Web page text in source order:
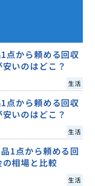
点から頼める回収
いのはどこ？
生活
点から頼める回収
いのはどこ？
生活
1点から頼める回
相場と比較
生活